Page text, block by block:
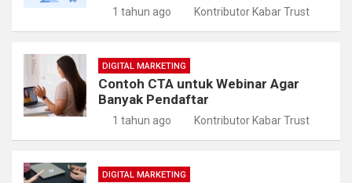
1 tahun ago Kontributor Kabar Trust
DIGITAL MARKETING
Contoh CTA untuk Webinar Agar
Banyak Pendaftar
1 tahun ago Kontributor Kabar Trust
DIGITAL MARKETING